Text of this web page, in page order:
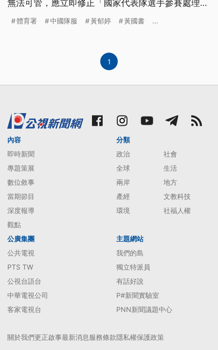
無法可管，應立即修正「國家代表隊選手參賽處理辦
處要件。
體育署 中國隊服 黃郁婷 黃國書 ...
1
內容
即時新聞
專題策展
數位敘事
當期節目
深度報導
觀點
分類
政治
社會
全球
生活
兩岸
地方
產經
文教科技
環境
社福人權
公廣集團
公共電視
PTS TW
公視台語台
中華電視公司
客家電視台
主題網站
我們的島
獨立特派員
有話好說
P#新聞實驗室
PNN新聞議題中心
關於我們更正啟事最新消息服務條款隱私權保護政策